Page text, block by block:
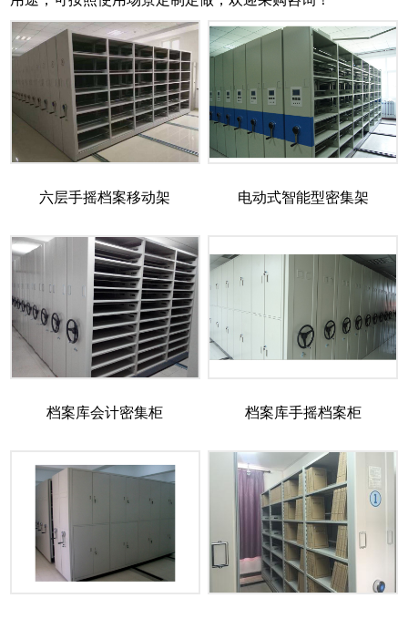
六层手摇档案移动架 电动式智能型密集架
档案库会计密集柜 档案库手摇档案柜